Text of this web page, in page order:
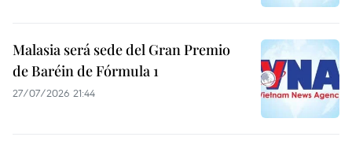
Malasia será sede del Gran Premio
de Baréin de Fórmula 1
27/07/2026 21:44